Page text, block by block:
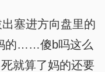
塞进方向盘里的
的……傻b吗这么
就算了妈的还要